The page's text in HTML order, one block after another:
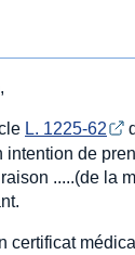
L. 1225-62
intention de
.....(de la
certificat